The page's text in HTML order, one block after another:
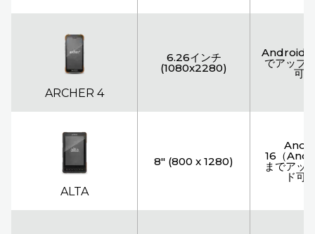
ARCHER 4
ALTA
6.26インチ
(1080x2280)
Android
でアップ
可
8" (800 x 1280) 16（
までアッ
ド可